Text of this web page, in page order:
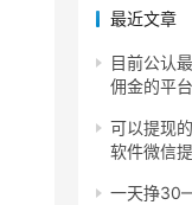
最近文章
目前公认
佣金的平台
可以提现
软件微信
一天挣